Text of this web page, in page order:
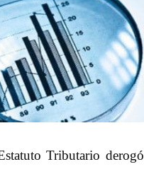
Tributario derogó